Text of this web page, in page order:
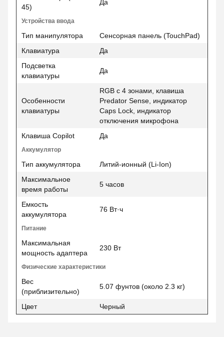
45)
Да
Устройства ввода
Тип манипулятора
Сенсорная панель (TouchPad)
Клавиатура
Да
Подсветка
клавиатуры
Да
Особенности
клавиатуры
RGB с 4 зонами, клавиша
Predator Sense, индикатор
Caps Lock, индикатор
отключения микрофона
Клавиша Copilot
Да
Аккумулятор
Тип аккумулятора
Литий-ионный (Li-Ion)
Максимальное
время работы
5 часов
Емкость
аккумулятора
76 Вт·ч
Питание
Максимальная
мощность адаптера
230 Вт
Физические характеристики
Вес
(приблизительно)
5.07 фунтов (около 2.3 кг)
Цвет Черный